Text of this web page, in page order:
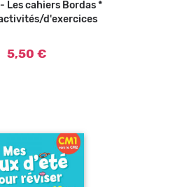
Les cahiers Bordas *
d'exercices
5,50 €